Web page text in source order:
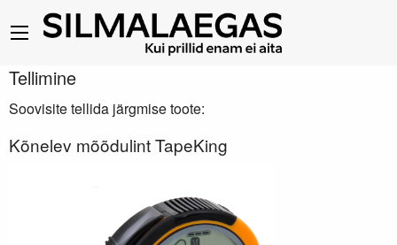
Tellimine
Soovisite tellida järgmise toote:
Kõnelev mõõdulint TapeKing